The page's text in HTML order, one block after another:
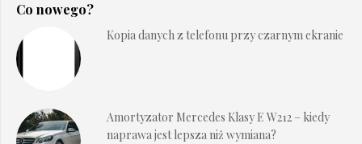
Co nowego?
Kopia danych z telefonu przy czarnym ekranie
Amortyzator Mercedes Klasy E W212 – kiedy
naprawa jest lepsza niż wymiana?